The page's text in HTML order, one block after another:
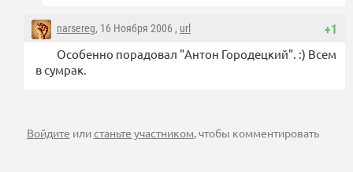
+1
narsereg, 16 Ноября 2006 , url
Особенно порадовал "Антон Городецкий". :) Всем
в сумрак.
Войдите илистаньте участником, чтобы комментировать